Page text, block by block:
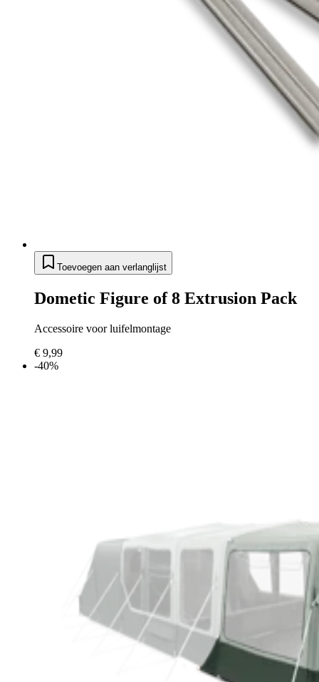
Toevoegen aan verlanglijst
Dometic Figure of 8 Extrusion Pack
Accessoire voor luifelmontage
€ 9,99
-40%